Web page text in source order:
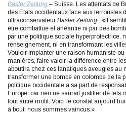
Basler Zeitung – Suisse. Les attentats de
des Etats occidentaux face aux terroristes
ultraconservateur Basler Zeitung : «Il
être combattue et anéantie ni par des
par une politique sociale hyperprotectrice,
renseignement, ni en transformant les
Vouloir implanter une raison humaniste
manières, faire valoir la différence entre
aboutira chez ces fanatiques aveugles au
transformer une bombe en colombe de la
politique occidentale a sa part de
Europe, car rien ne saurait justifier de tels
tout autre motif. Voici le constat
à bout, nous sommes vaincus.»